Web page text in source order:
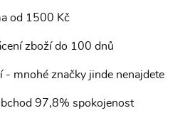
od 1500 Kč
zboží do 100 dnů
- mnohé značky jinde nenajdete
97,8% spokojenost